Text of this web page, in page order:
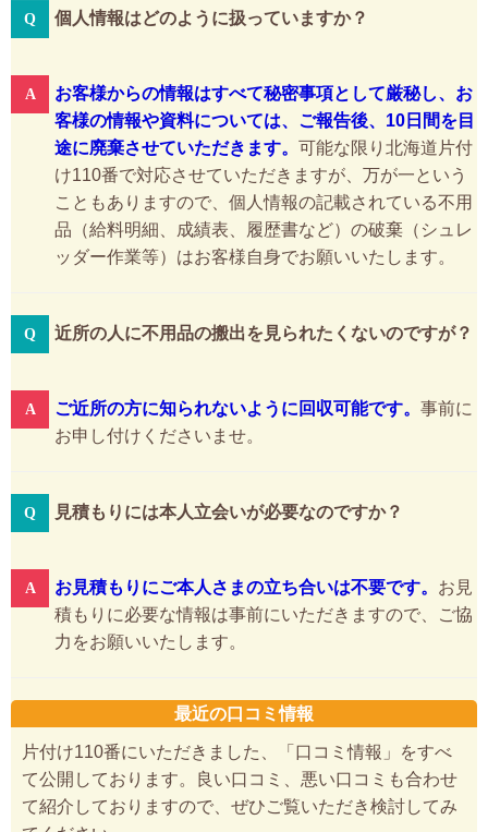
個人情報はどのように扱っていますか？
お客様からの情報はすべて秘密事項として厳秘し、お
客様の情報や資料については、ご報告後、10日間を目
途に廃棄させていただきます。 可能な限り北海道片付
け110番で対応させていただきますが、万が一という
こともありますので、個人情報の記載されている不用
品（給料明細、成績表、履歴書など）の破棄（シュレ
ッダー作業等）はお客様自身でお願いいたします。
近所の人に不用品の搬出を見られたくないのですが？
ご近所の方に知られないように回収可能です。 事前に
お申し付けくださいませ。
見積もりには本人立会いが必要なのですか？
お見積もりにご本人さまの立ち合いは不要です。 お見
積もりに必要な情報は事前にいただきますので、ご協
力をお願いいたします。
最近の口コミ情報
片付け110番にいただきました、「口コミ情報」をすべ
て公開しております。良い口コミ、悪い口コミも合わせ
て紹介しておりますので、ぜひご覧いただき検討してみ